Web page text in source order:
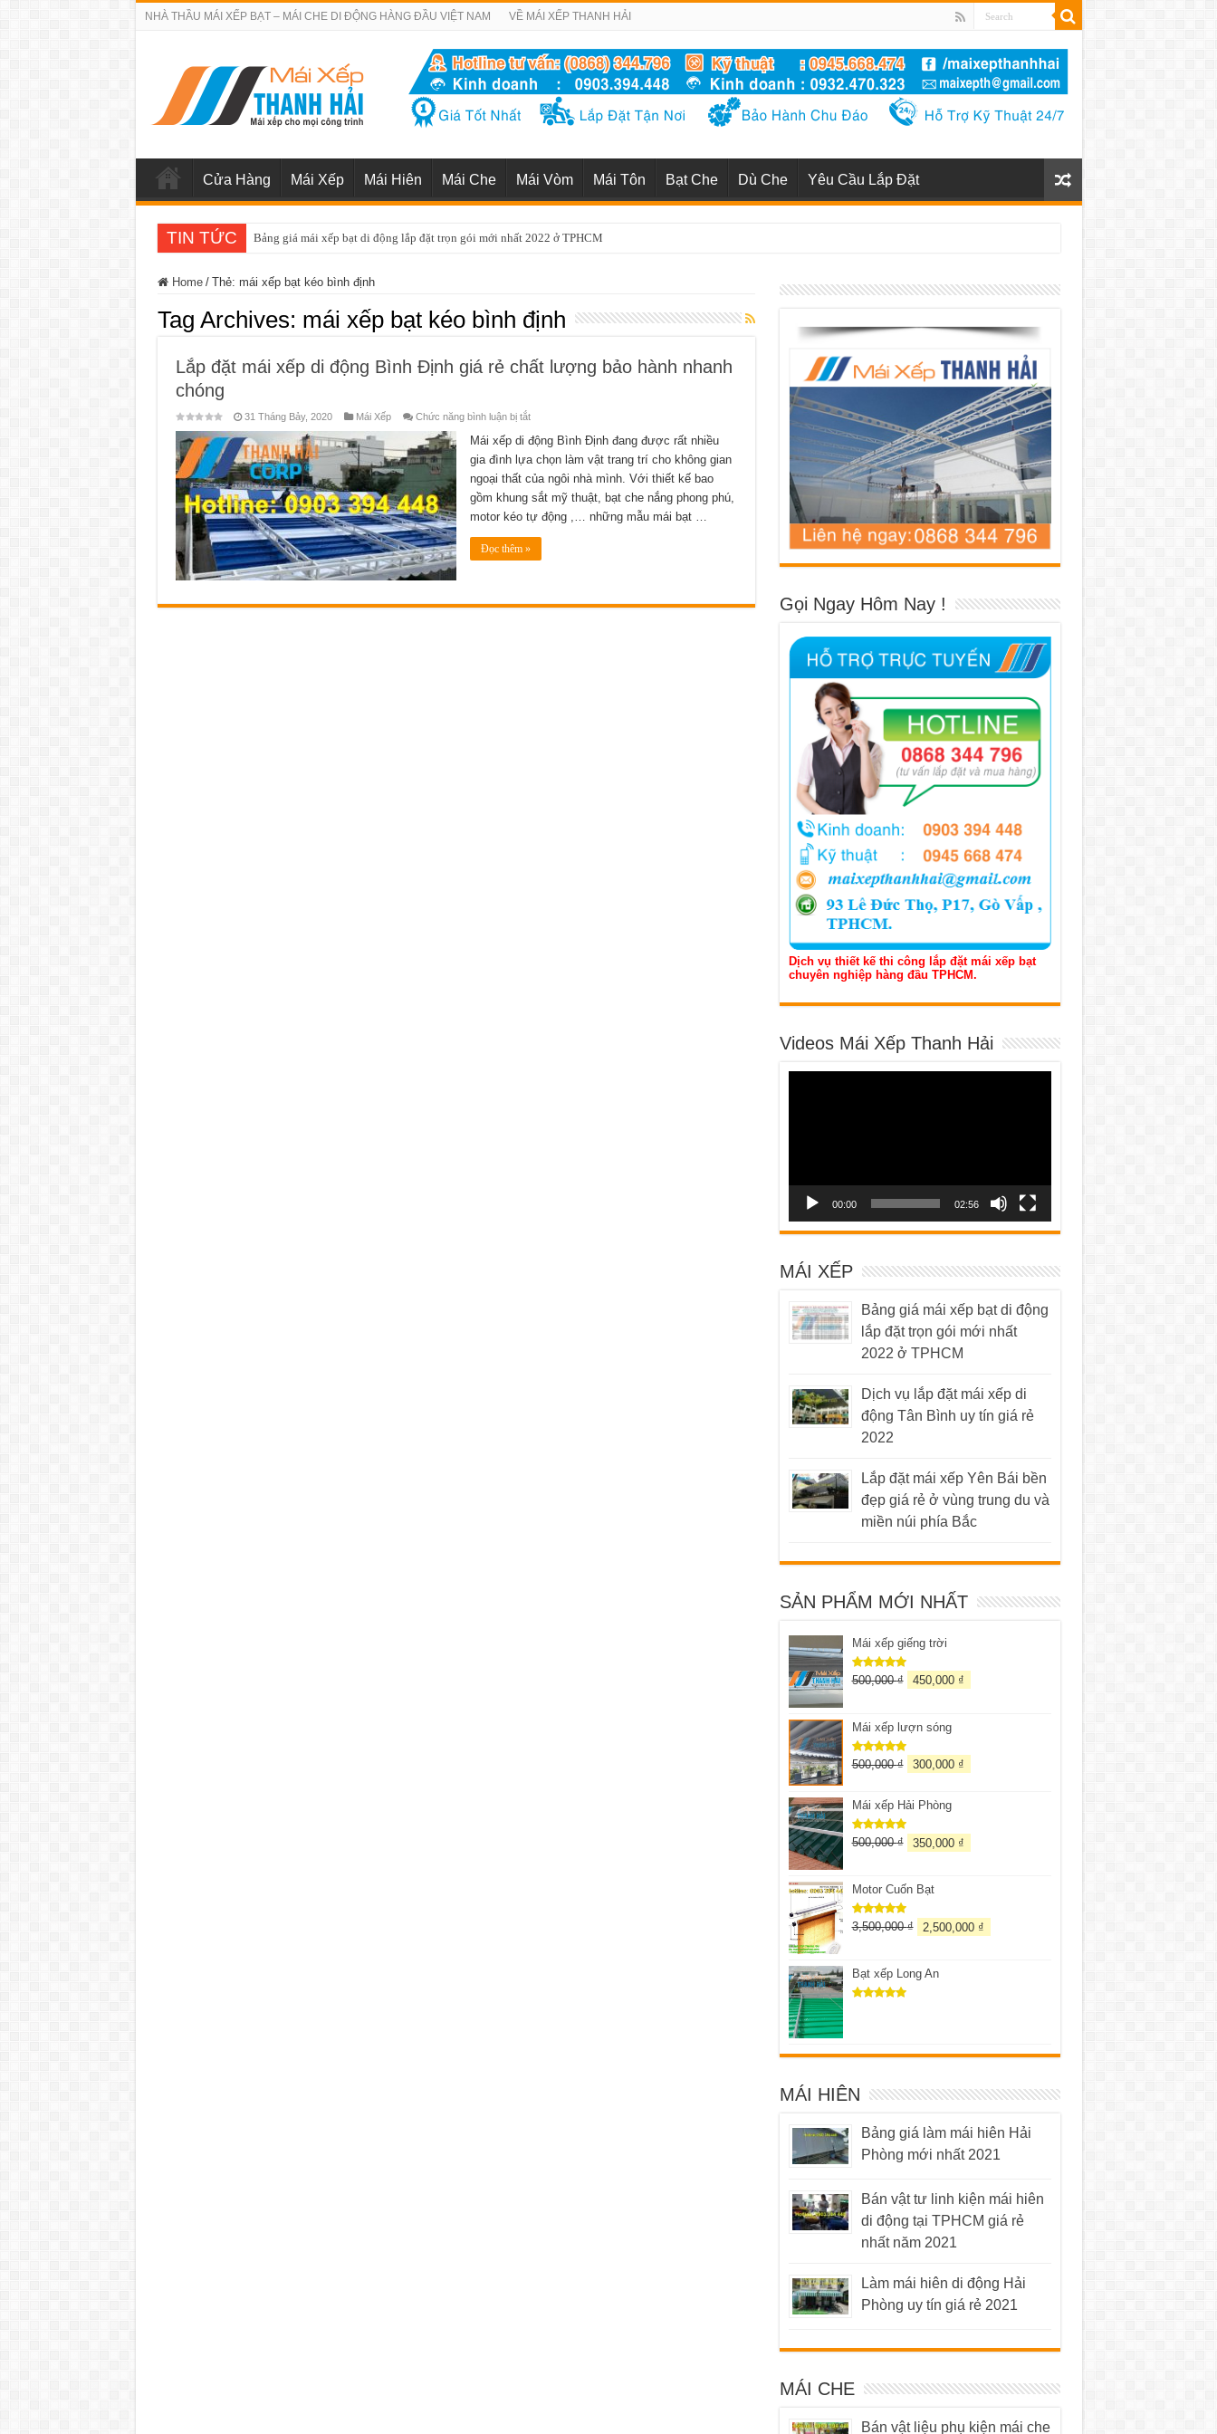
NHÀ THẦU MÁI XẾP BẠT – MÁI CHE DI ĐỘNG HÀNG ĐẦU VIỆT NAM VỀ MÁI XẾP THANH HẢI
Cửa Hàng Mái Xếp Mái Hiên Mái Che Mái Vòm Mái Tôn Bạt Che Dù Che Yêu Cầu Lắp Đặt
TIN TỨC Bảng giá sửa chữa cửa cuốn quận 1 uy tín chuyên nghiệp nhất TP HCM
Home / Thẻ: mái xếp bạt kéo bình định
Tag Archives: mái xếp bạt kéo bình định
Lắp đặt mái xếp di động Bình Định giá rẻ chất lượng bảo hành nhanh
chóng
31 Tháng Bảy, 2020 Mái Xếp Chức năng bình luận bị tắtở
đặt
mái
xếp
động
Bình
Định
giá
rẻ
chất
lượng
bảo
Mái xếp di động Bình Định đang được rất nhiều
gia đình lựa chọn làm vật trang trí cho không gian
ngoại thất của ngôi nhà mình. Với thiết kế bao
gồm khung sắt mỹ thuật, bạt che nắng phong phú,
motor kéo tự động ,… những mẫu mái bạt …
Đọc thêm »
Gọi Ngay Hôm Nay !
Dịch vụ thiết kế thi công lắp đặt mái xếp bạt
chuyên nghiệp hàng đầu TPHCM.
Videos Mái Xếp Thanh Hải
00:00 02:56
MÁI XẾP
Bảng giá mái xếp bạt di động
lắp đặt trọn gói mới nhất
2022 ở TPHCM
Dịch vụ lắp đặt mái xếp di
động Tân Bình uy tín giá rẻ
2022
Lắp đặt mái xếp Yên Bái bền
đẹp giá rẻ ở vùng trung du và
miền núi phía Bắc
SẢN PHẨM MỚI NHẤT
Mái xếp giếng trời
Được xếp
500,000₫ 450,000 ₫
Mái xếp lượn sóng
Được xếp
500,000₫ 300,000 ₫
Mái xếp Hải Phòng
Được xếp
500,000₫ 350,000 ₫
Motor Cuốn Bạt
Được xếp
3,500,000₫ 2,500,000 ₫
Bạt xếp Long An
MÁI HIÊN
Bảng giá làm mái hiên Hải
Phòng mới nhất 2021
Bán vật tư linh kiện mái hiên
di động tại TPHCM giá rẻ
nhất năm 2021
Làm mái hiên di động Hải
Phòng uy tín giá rẻ 2021
MÁI CHE
Bán vật liệu phụ kiện mái che